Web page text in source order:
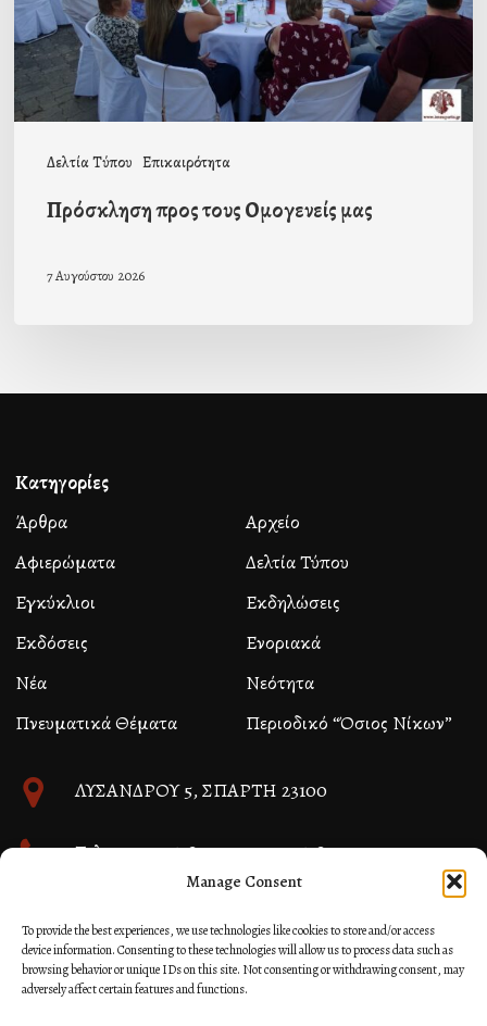
Manage Consent
To provide the best experiences, we use technologies like cookies to store and/or access
device information. Consenting to these technologies will allow us to process data such as
browsing behavior or unique IDs on this site. Not consenting or withdrawing consent, may
adversely affect certain features and functions.
Δελτία Τύπου Επικαιρότητα
Πρόσκληση προς τους Ομογενείς μας
7 Αυγούστου 2026
Κατηγορίες
Άρθρα
Αρχείο
Αφιερώματα
Δελτία Τύπου
Εγκύκλιοι
Εκδηλώσεις
Εκδόσεις
Ενοριακά
Νέα
Νεότητα
Πνευματικά Θέματα
Περιοδικό “Όσιος Νίκων”
ΛΥΣΑΝΔΡΟΥ 5, ΣΠΑΡΤΗ 23100
Τηλ. 27310 26580 και 27310 26581